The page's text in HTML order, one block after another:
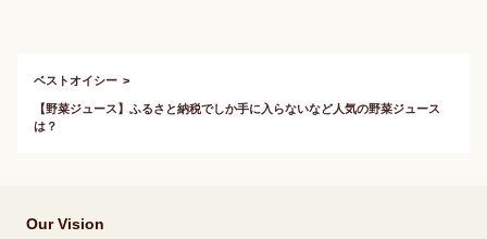
ベストオイシー
【野菜ジュース】ふるさと納税でしか手に入らないなど人気の野菜ジュース
は？
Our Vision